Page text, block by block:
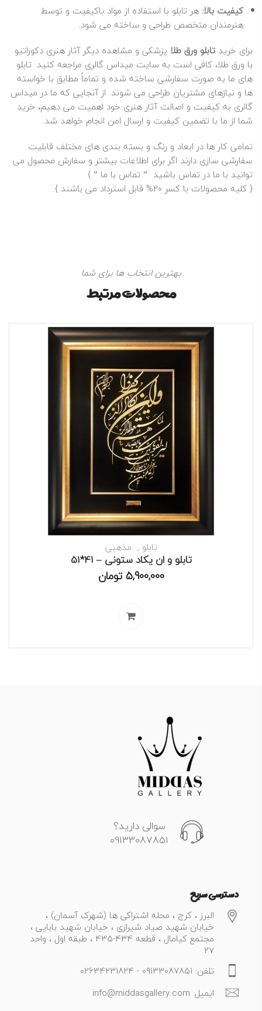
کیفیت بالا: هر تابلو با استفاده از مواد باکیفیت و توسط
هنرمندان متخصص طراحی و ساخته می‌ شود.
برای خرید تابلو ورق طلا پزشکی و مشاهده دیگر آثار هنری دکوراتیو
با ورق طلا، کافی است به سایت میداس گالری مراجعه کنید. تابلو
های ما به‌ صورت سفارشی ساخته شده و تماماً مطابق با خواسته‌
ها و نیازهای مشتریان طراحی می‌ شوند. از آنجایی که ما در میداس
گالری به کیفیت و اصالت آثار هنری خود اهمیت می‌ دهیم، خرید
شما از ما با تضمین کیفیت و ارسال امن انجام خواهد شد.
تمامی کار ها در ابعاد و رنگ و بسته بندی های مختلف قابلیت
سفارشی سازی دارند اگر برای اطلاعات بیشتر و سفارش محصول می
توانید با ما در تماس باشید ” تماس با ما ” }
{ کلیه محصولات با کسر 20% قابل استرداد می باشند }.
بهترین انتخاب ها برای شما
محصولات مرتبط
تابلو مذهبی
تابلو و ان یکاد ستونی – 41*51
5,900,000 تومان
سوالی دارید؟
09133087851
دسترسی سریع
البرز ، کرج ، محله اشتراکی ها (شهرک آسمان) ،
خیابان شهید صیاد شیرازی ، خیابان شهید بابایی ،
مجتمع کیامال ، قطعه 434-435 ، طبقه اول ، واحد
27
تلفن: 09133087851 - 02634231824
ایمیل: info@middasgallery.com